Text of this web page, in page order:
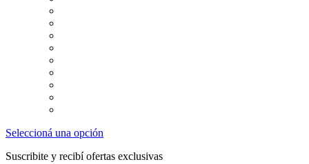
Seleccioná una opción
Suscribite y recibí ofertas exclusivas